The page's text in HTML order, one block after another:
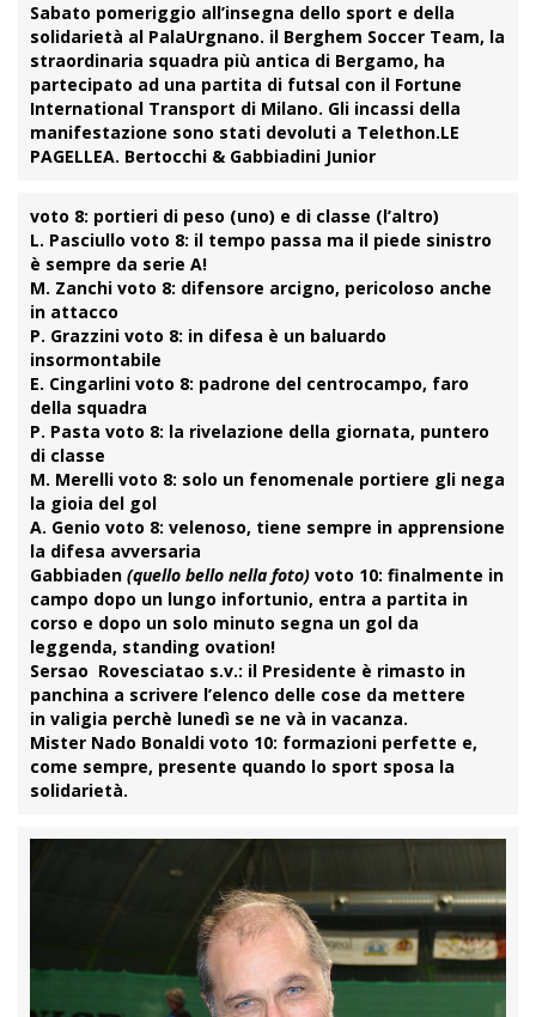
Sabato pomeriggio all’insegna dello sport e della
solidarietà al PalaUrgnano. il Berghem Soccer Team, la
straordinaria squadra più antica di Bergamo, ha
partecipato ad una partita di futsal con il Fortune
International Transport di Milano. Gli incassi della
manifestazione sono stati devoluti a Telethon.LE
PAGELLEA. Bertocchi & Gabbiadini Junior
voto 8: portieri di peso (uno) e di classe (l’altro)
L. Pasciullo voto 8: il tempo passa ma il piede sinistro
è sempre da serie A!
M. Zanchi voto 8: difensore arcigno, pericoloso anche
in attacco
P. Grazzini voto 8: in difesa è un baluardo
insormontabile
E. Cingarlini voto 8: padrone del centrocampo, faro
della squadra
P. Pasta voto 8: la rivelazione della giornata, puntero
di classe
M. Merelli voto 8: solo un fenomenale portiere gli nega
la gioia del gol
A. Genio voto 8: velenoso, tiene sempre in apprensione
la difesa avversaria
Gabbiaden (quello bello nella foto) voto 10: finalmente in
campo dopo un lungo infortunio, entra a partita in
corso e dopo un solo minuto segna un gol da
leggenda, standing ovation!
Sersao Rovesciatao s.v.: il Presidente è rimasto in
panchina a scrivere l’elenco delle cose da mettere
in valigia perchè lunedì se ne và in vacanza.
Mister Nado Bonaldi voto 10: formazioni perfette e,
come sempre, presente quando lo sport sposa la
solidarietà.